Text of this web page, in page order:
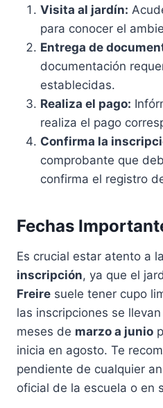
Visita al jardín:
para conocer el
Entrega de
documentación
establecidas.
Realiza el pago:
realiza el pago
Confirma la
comprobante que
confirma el registro
Fechas
Es crucial estar atento a
inscripción, ya que el
Freire suele tener cupo
las inscripciones se
meses de marzo a junio
inicia en agosto. Te
pendiente de cualquier
oficial de la escuela o en